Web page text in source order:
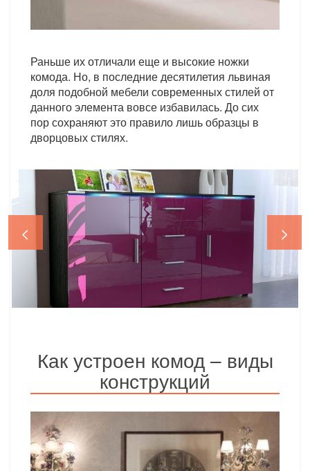
Раньше их отличали еще и высокие ножки
комода. Но, в последние десятилетия львиная
доля подобной мебели современных стилей от
данного элемента вовсе избавилась. До сих
пор сохраняют это правило лишь образцы в
дворцовых стилях.
< >
Как устроен комод – виды
конструкций